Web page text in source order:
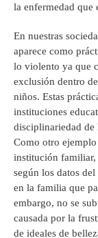
la enfermedad que
En nuestras
aparece como
lo violento ya que
exclusión dentro
niños. Estas
instituciones
disciplinariedad de
Como otro
institución familiar,
según los datos
en la familia que
embargo, no se
causada por la
de ideales de